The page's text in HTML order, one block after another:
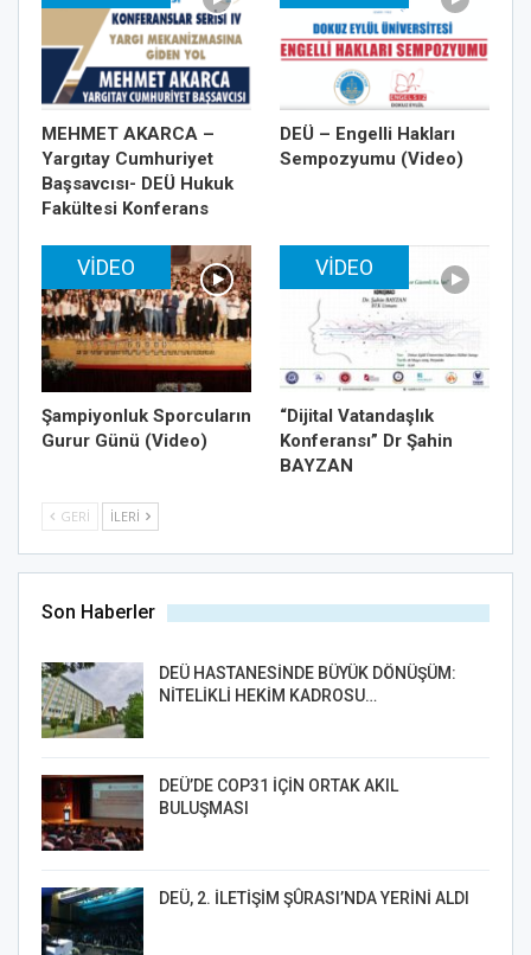
MEHMET AKARCA –
Yargıtay Cumhuriyet
Başsavcısı- DEÜ Hukuk
Fakültesi Konferans
DEÜ – Engelli Hakları
Sempozyumu (Video)
VIDEO
Şampiyonluk Sporcuların
Gurur Günü (Video)
VIDEO
“Dijital Vatandaşlık
Konferansı” Dr Şahin
BAYZAN
GERI İLERI
Son Haberler
DEÜ HASTANESİNDE BÜYÜK DÖNÜŞÜM:
NİTELİKLİ HEKİM KADROSU…
DEÜ’DE COP31 İÇİN ORTAK AKIL
BULUŞMASI
DEÜ, 2. İLETİŞİM ŞÛRASI’NDA YERİNİ ALDI